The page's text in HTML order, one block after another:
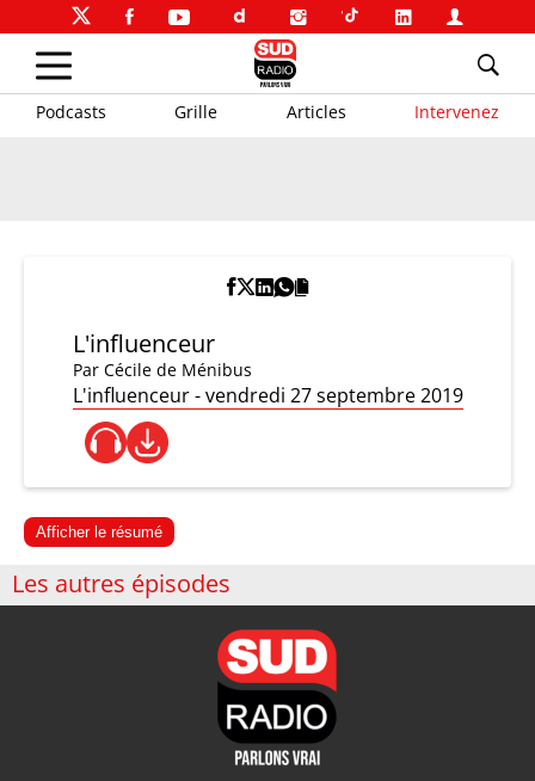
Podcasts Grille Articles Intervenez
L'influenceur
Par Cécile de Ménibus
L'influenceur - vendredi 27 septembre 2019
Afficher le résumé
Les autres épisodes